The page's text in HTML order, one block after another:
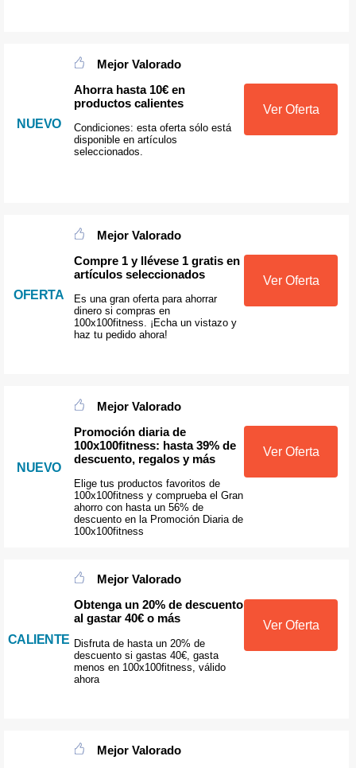
NUEVO
Mejor Valorado
Ahorra hasta 10€ en
productos calientes
Condiciones: esta oferta sólo está
disponible en artículos
seleccionados.
Ver Oferta
OFERTA
Mejor Valorado
Compre 1 y llévese 1 gratis en
artículos seleccionados
Es una gran oferta para ahorrar
dinero si compras en
100x100fitness. ¡Echa un vistazo y
haz tu pedido ahora!
Ver Oferta
NUEVO
Mejor Valorado
Promoción diaria de
100x100fitness: hasta 39% de
descuento, regalos y más
Elige tus productos favoritos de
100x100fitness y comprueba el Gran
ahorro con hasta un 56% de
descuento en la Promoción Diaria de
100x100fitness
Ver Oferta
CALIENTE
Mejor Valorado
Obtenga un 20% de descuento
al gastar 40€ o más
Disfruta de hasta un 20% de
descuento si gastas 40€, gasta
menos en 100x100fitness, válido
ahora
Ver Oferta
Mejor Valorado